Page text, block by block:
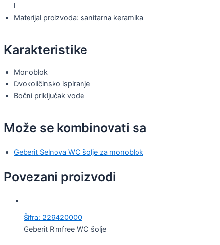
l
Materijal proizvoda: sanitarna keramika
Karakteristike
Monoblok
Dvokoličinsko ispiranje
Bočni priključak vode
Može se kombinovati sa
Geberit Selnova WC šolje za monoblok
Povezani proizvodi
Šifra: 229420000
Geberit Rimfree WC šolje